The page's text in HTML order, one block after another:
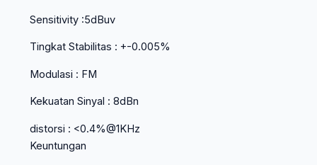
Sensitivity :5dBuv
Tingkat Stabilitas : +-0.005%
Modulasi : FM
Kekuatan Sinyal : 8dBn
distorsi : <0.4%@1KHz
Keuntungan